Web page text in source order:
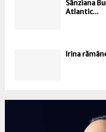
Sânziana
Atlantic...
Irina